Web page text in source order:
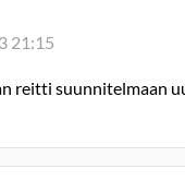
21:15
reitti suunnitelmaan